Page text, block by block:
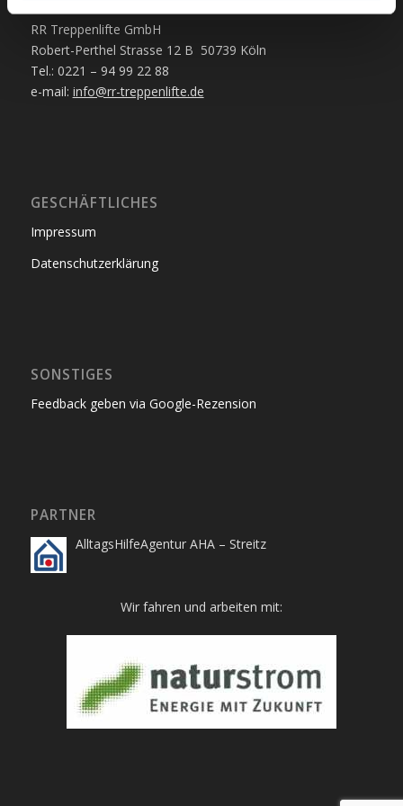
RR Treppenlifte GmbH
Robert-Perthel Strasse 12 B 50739 Köln
Tel.: 0221 – 94 99 22 88
e-mail: info@rr-treppenlifte.de
GESCHÄFTLICHES
Impressum
Datenschutzerklärung
SONSTIGES
Feedback geben via Google-Rezension
PARTNER
AlltagsHilfeAgentur AHA – Streitz
Wir fahren und arbeiten mit: